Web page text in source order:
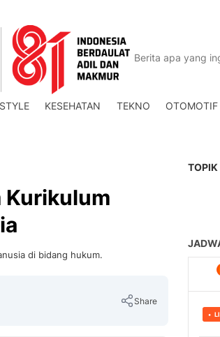
KESEHATAN TEKNO OTOMOTIF
di bidang hukum.
Share
TOPIK